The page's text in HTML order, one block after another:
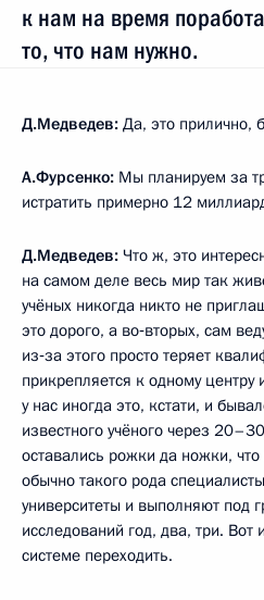
к нам на время
то, что нам нужно.
Д.Медведев: Да, это прилично,
А.Фурсенко: Мы планируем за
истратить примерно 12
Д.Медведев: Что ж, это
на самом деле весь мир так
учёных никогда никто не
это дорого, а во‑вторых, сам
из‑за этого просто теряет
прикрепляется к одному центру
у нас иногда это, кстати, и
известного учёного через
оставались рожки да ножки,
обычно такого рода
университеты и выполняют под
исследований год, два, три. Вот
системе переходить.